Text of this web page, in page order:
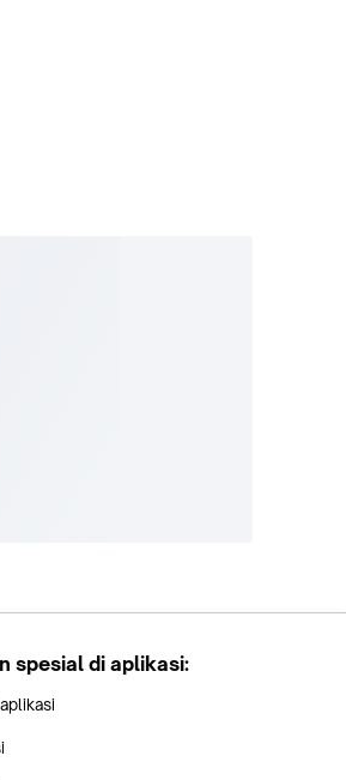
spesial di aplikasi: